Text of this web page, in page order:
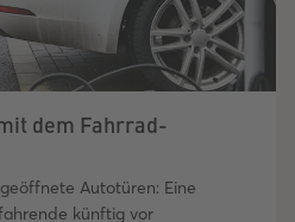
dem Fahrrad-
Autotüren: Eine
künftig vor